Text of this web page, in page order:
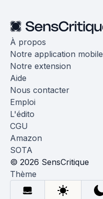
À propos
Notre application mobile
Notre extension
Aide
Nous contacter
Emploi
L'édito
CGU
Amazon
SOTA
© 2026 SensCritique
Thème